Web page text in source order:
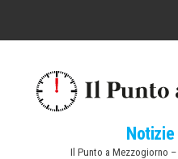
Notizie
Il Punto a Mezzogiorno